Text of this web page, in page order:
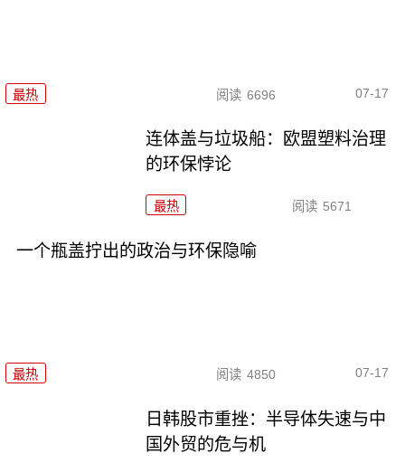
最热 阅读 6696 07-17
连体盖与垃圾船：欧盟塑料治理
的环保悖论
最热 阅读 5671
一个瓶盖拧出的政治与环保隐喻
最热 阅读 4850 07-17
日韩股市重挫：半导体失速与中
国外贸的危与机